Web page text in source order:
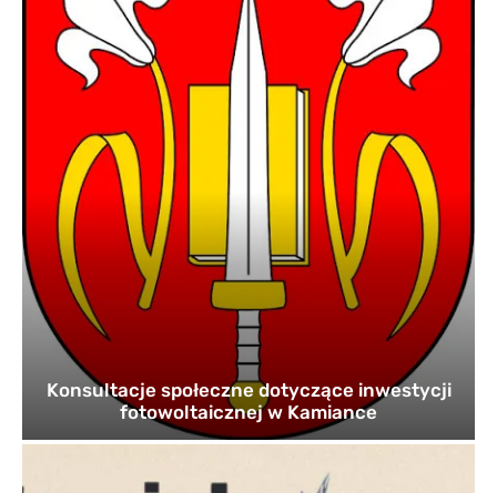
Konsultacje społeczne dotyczące inwestycji
fotowoltaicznej w Kamiance